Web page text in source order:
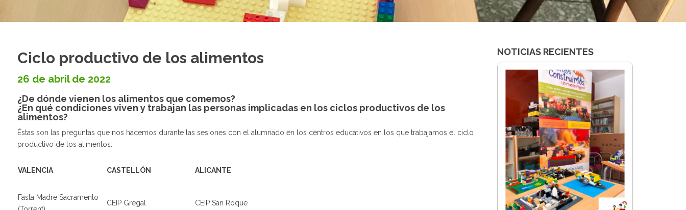
Ciclo productivo de los alimentos
26 de abril de 2022
¿De dónde vienen los alimentos que comemos?
¿En qué condiciones viven y trabajan las personas implicadas en los ciclos productivos de los
alimentos?
Éstas son las preguntas que nos hacemos durante las sesiones con el alumnado en los centros educativos en los que trabajamos el ciclo
productivo de los alimentos:
VALENCIA CASTELLÓN ALICANTE
Fasta Madre Sacramento
CEIP Gregal CEIP San Roque
NOTICIAS RECIENTES